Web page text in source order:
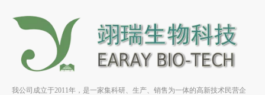
竹节香附素A HPLC≥98% 中
药对照品 标准品 CAS：
89412-79-3
药对照品 标准品 HPLC≥98%
我公司成立于2011年，是一家集科研、生产、销售为一体的高新技术民营企